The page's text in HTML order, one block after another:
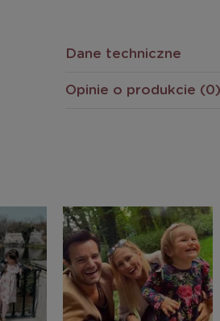
Dane techniczne
Opinie o produkcie (0)